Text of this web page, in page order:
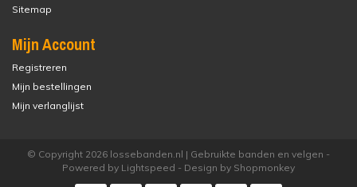
Sitemap
Mijn Account
Registreren
Mijn bestellingen
Mijn verlanglijst
© Copyright 2026 lossebanden.nl | Gebruikte banden en velgen -
Powered by Lightspeed - Design by Shopmonkey